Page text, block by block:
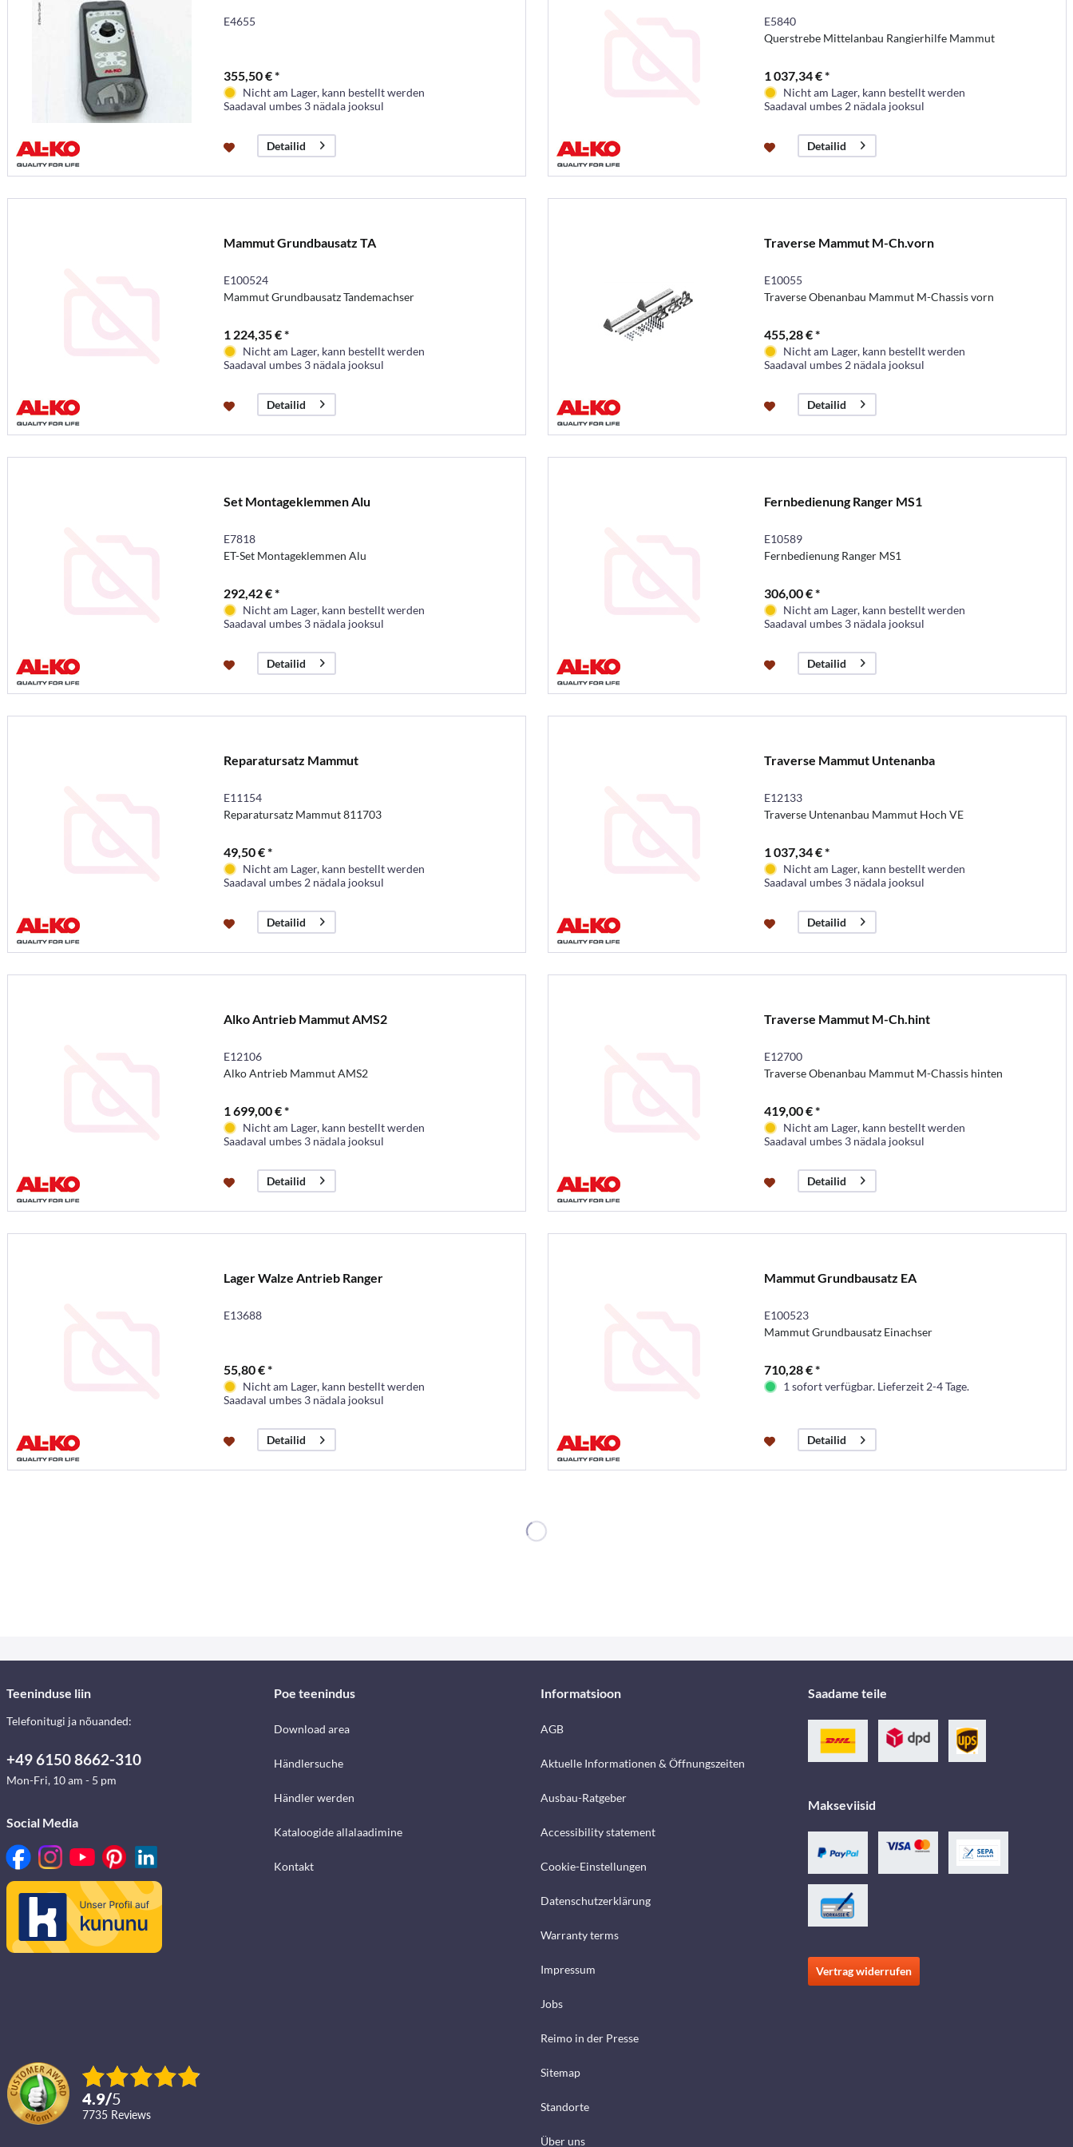
E4655
355,50 € *
Nicht am Lager, kann bestellt werden
Saadaval umbes 3 nädala jooksul
Detailid
E5840
Querstrebe Mittelanbau Rangierhilfe Mammut
1 037,34 € *
Nicht am Lager, kann bestellt werden
Saadaval umbes 2 nädala jooksul
Detailid
Mammut Grundbausatz TA
E100524
Mammut Grundbausatz Tandemachser
1 224,35 € *
Nicht am Lager, kann bestellt werden
Saadaval umbes 3 nädala jooksul
Detailid
Traverse Mammut M-Ch.vorn
E10055
Traverse Obenanbau Mammut M-Chassis vorn
455,28 € *
Nicht am Lager, kann bestellt werden
Saadaval umbes 2 nädala jooksul
Detailid
Set Montageklemmen Alu
E7818
ET-Set Montageklemmen Alu
292,42 € *
Nicht am Lager, kann bestellt werden
Saadaval umbes 3 nädala jooksul
Detailid
Fernbedienung Ranger MS1
E10589
Fernbedienung Ranger MS1
306,00 € *
Nicht am Lager, kann bestellt werden
Saadaval umbes 3 nädala jooksul
Detailid
Reparatursatz Mammut
E11154
Reparatursatz Mammut 811703
49,50 € *
Nicht am Lager, kann bestellt werden
Saadaval umbes 2 nädala jooksul
Detailid
Traverse Mammut Untenanba
E12133
Traverse Untenanbau Mammut Hoch VE
1 037,34 € *
Nicht am Lager, kann bestellt werden
Saadaval umbes 3 nädala jooksul
Detailid
Alko Antrieb Mammut AMS2
E12106
Alko Antrieb Mammut AMS2
1 699,00 € *
Nicht am Lager, kann bestellt werden
Saadaval umbes 3 nädala jooksul
Detailid
Traverse Mammut M-Ch.hint
E12700
Traverse Obenanbau Mammut M-Chassis hinten
419,00 € *
Nicht am Lager, kann bestellt werden
Saadaval umbes 3 nädala jooksul
Detailid
Lager Walze Antrieb Ranger
E13688
55,80 € *
Nicht am Lager, kann bestellt werden
Saadaval umbes 3 nädala jooksul
Detailid
Mammut Grundbausatz EA
E100523
Mammut Grundbausatz Einachser
710,28 € *
1 sofort verfügbar. Lieferzeit 2-4 Tage.
Detailid
Teeninduse liin
Telefonitugi ja nõuanded:
+49 6150 8662-310
Mon-Fri, 10 am - 5 pm
Social Media
4.9/5
7735 reviews
Poe teenindus
Download area
Händlersuche
Händler werden
Kataloogide allalaadimine
Kontakt
Informatsioon
AGB
Aktuelle Informationen & Öffnungszeiten
Ausbau-Ratgeber
Accessibility statement
Cookie-Einstellungen
Datenschutzerklärung
Warranty terms
Impressum
Jobs
Reimo in der Presse
Sitemap
Standorte
Über uns
Saadame teile
Makseviisid
Vertrag widerrufen